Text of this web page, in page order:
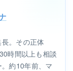
。その正体
時間以上も相談
約10年前、マ